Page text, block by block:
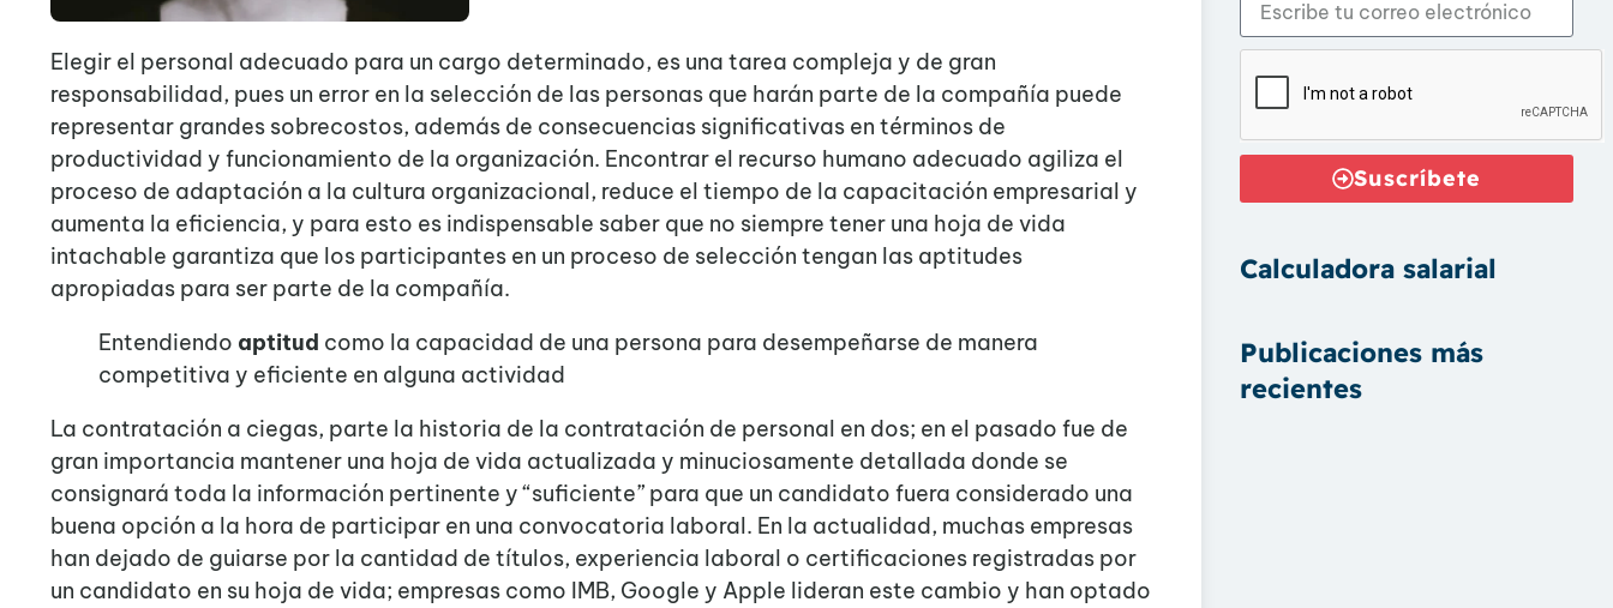
Elegir el personal adecuado para un cargo determinado, es una tarea compleja y de gran
responsabilidad, pues un error en la selección de las personas que harán parte de la compañía puede
representar grandes sobrecostos, además de consecuencias significativas en términos de
productividad y funcionamiento de la organización. Encontrar el recurso humano adecuado agiliza el
proceso de adaptación a la cultura organizacional, reduce el tiempo de la capacitación empresarial y
aumenta la eficiencia, y para esto es indispensable saber que no siempre tener una hoja de vida
intachable garantiza que los participantes en un proceso de selección tengan las aptitudes
apropiadas para ser parte de la compañía.
Entendiendo aptitud como la capacidad de una persona para desempeñarse de manera
competitiva y eficiente en alguna actividad
La contratación a ciegas, parte la historia de la contratación de personal en dos; en el pasado fue de
gran importancia mantener una hoja de vida actualizada y minuciosamente detallada donde se
consignará toda la información pertinente y “suficiente” para que un candidato fuera considerado una
buena opción a la hora de participar en una convocatoria laboral. En la actualidad, muchas empresas
han dejado de guiarse por la cantidad de títulos, experiencia laboral o certificaciones registradas por
un candidato en su hoja de vida; empresas como IMB, Google y Apple lideran este cambio y han optado
Suscríbete
Calculadora salarial
Publicaciones más
recientes